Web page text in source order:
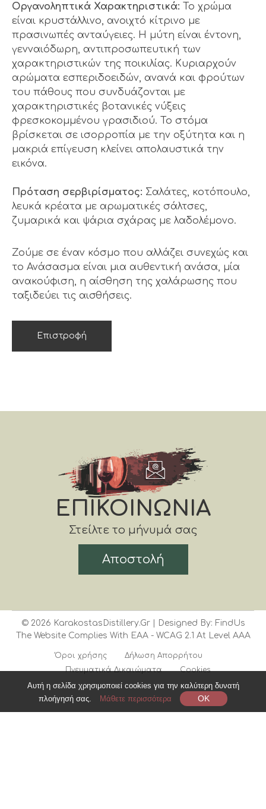
Οργανοληπτικά Χαρακτηριστικά: Το χρώμα
είναι κρυστάλλινο, ανοιχτό κίτρινο με
πρασινωπές ανταύγειες. Η μύτη είναι έντονη,
γενναιόδωρη, αντιπροσωπευτική των
χαρακτηριστικών της ποικιλίας. Κυριαρχούν
αρώματα εσπεριδοειδών, ανανά και φρούτων
του πάθους που συνδυάζονται με
χαρακτηριστικές βοτανικές νύξεις
φρεσκοκομμένου γρασιδιού. Το στόμα
βρίσκεται σε ισορροπία με την οξύτητα και η
μακριά επίγευση κλείνει απολαυστικά την
εικόνα.
Πρόταση σερβιρίσματος: Σαλάτες, κοτόπουλο,
λευκά κρέατα με αρωματικές σάλτσες,
ζυμαρικά και ψάρια σχάρας με λαδολέμονο.
Ζούμε σε έναν κόσμο που αλλάζει συνεχώς και
το Ανάσασμα είναι μια αυθεντική ανάσα, μία
ανακούφιση, η αίσθηση της χαλάρωσης που
ταξιδεύει τις αισθήσεις.
Επιστροφή
ΕΠΙΚΟΙΝΩΝΙΑ
Στείλτε το μήνυμά σας
Αποστολή
© 2026 KarakostasDistillery.gr | Designed By: FindUs
The Website Complies With EAA- WCAG 2.1 At Level AAA
Όροι χρήσης
Δήλωση Απορρήτου
Πνευματικά Δικαιώματα
Cookies
Αυτή η σελίδα χρησιμοποιεί cookies για την καλύτερη δυνατή
πλοήγησή σας.
Μάθετε περισσότερα OK